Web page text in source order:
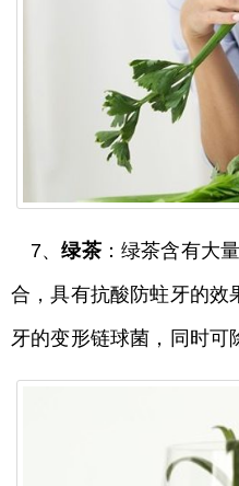
7、绿茶：绿茶含有大
合，具有抗酸防蛀牙的效
牙的变形链球菌，同时可